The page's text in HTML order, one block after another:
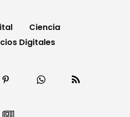
Ciencia
Digitales